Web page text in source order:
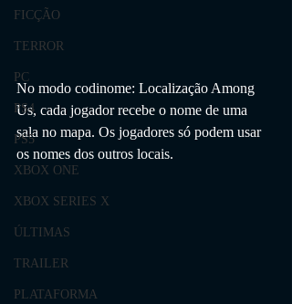
FICÇÃO
TERROR
PC
PS4
PS5
XBOX ONE
XBOX SERIES X
ÚLTIMAS
TRAILER
PLATAFORMA
No modo codinome: Localização Among
Us, cada jogador recebe o nome de uma
sala no mapa. Os jogadores só podem usar
os nomes dos outros locais.